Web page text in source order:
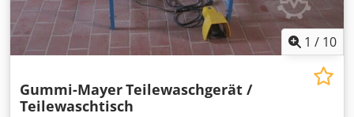
1 / 10
Gummi-MayerTeilewaschgerät /
Teilewaschtisch